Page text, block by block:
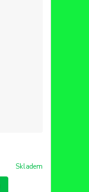
Skladem